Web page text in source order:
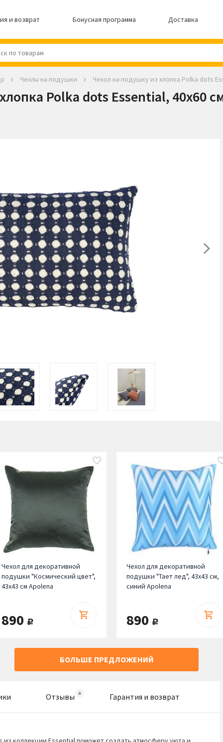
и возврат Бонусная программа Доставка
Чехлы на подушки Чехол на подушку из хлопка Polka dots
Polka dots Essential, 40x60
Чехол для декоративной
подушки "Космический цвет",
43х43 см Apolena
890 руб.
Чехол для декоративной
подушки "Тает лед", 43х43 см,
синий Apolena
890 руб.
БОЛЬШЕ ПРЕДЛОЖЕНИЙ
Отзывы Гарантия и возврат